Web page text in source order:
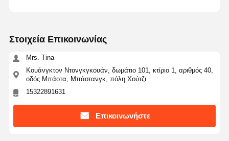
Στοιχεία Επικοινωνίας
Mrs. Tina
Κουάνγκτον Ντονγκγκουάν, δωμάτιο 101, κτίριο 1, αριθμός 40,
οδός Μπάοτα, Μπάοτανγκ, πόλη Χούτζι
15322891631
Επικοινωνήστε